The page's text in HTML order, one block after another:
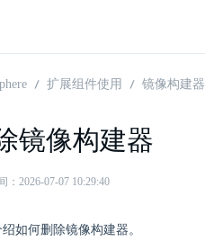
扩展组件使用 镜像构建器
镜像构建器
：2026-07-07 10:29:40
如何删除镜像构建器。